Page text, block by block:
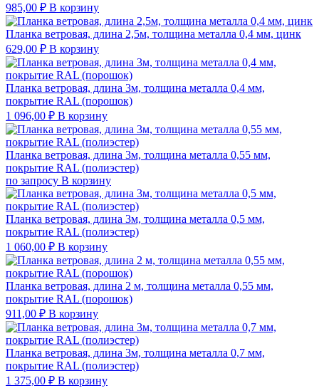
985,00 ₽ В корзину
Планка ветровая, длина 2,5м, толщина металла 0,4 мм, цинк
629,00 ₽ В корзину
Планка ветровая, длина 3м, толщина металла 0,4 мм,
покрытие RAL (порошок)
1 096,00 ₽ В корзину
Планка ветровая, длина 3м, толщина металла 0,55 мм,
покрытие RAL (полиэстер)
по запросу В корзину
Планка ветровая, длина 3м, толщина металла 0,5 мм,
покрытие RAL (полиэстер)
1 060,00 ₽ В корзину
Планка ветровая, длина 2 м, толщина металла 0,55 мм,
покрытие RAL (порошок)
911,00 ₽ В корзину
Планка ветровая, длина 3м, толщина металла 0,7 мм,
покрытие RAL (полиэстер)
1 375,00 ₽ В корзину